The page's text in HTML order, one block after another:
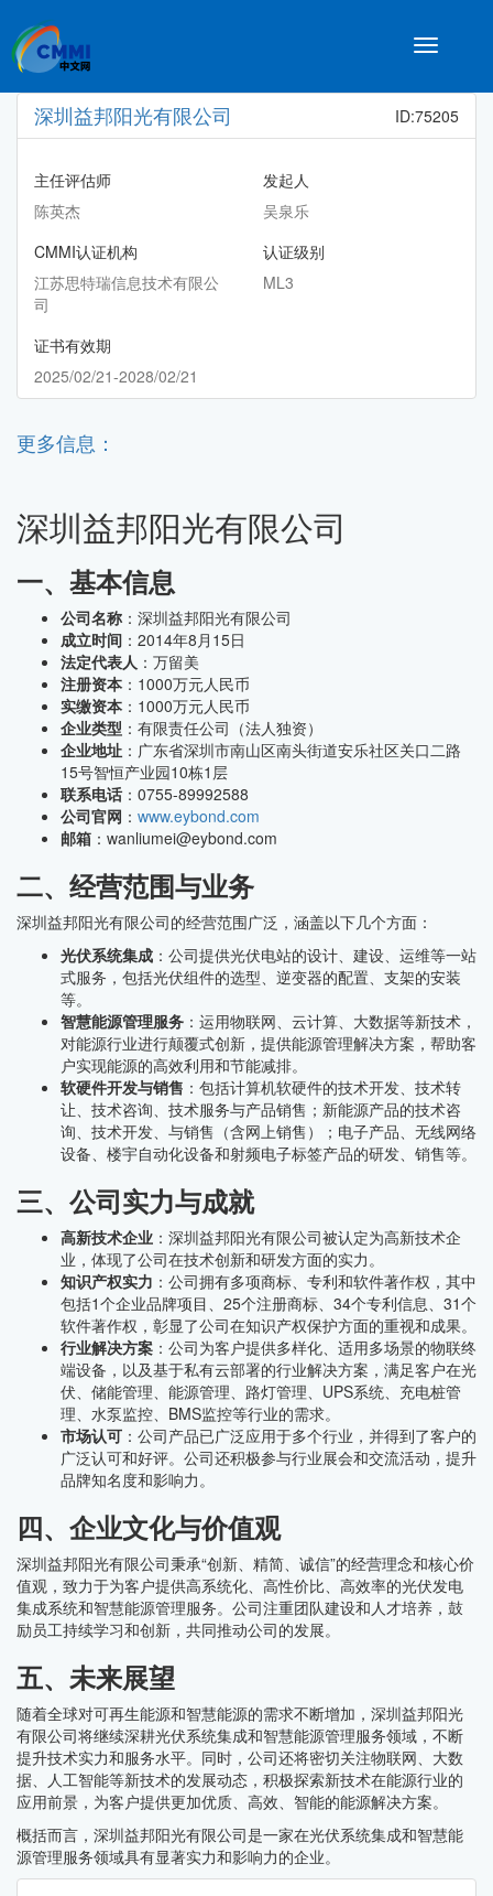
Toggle
深圳益邦阳光有限公司 ID:75205
主任评估师
陈英杰
发起人
吴泉乐
CMMI认证机构
江苏思特瑞信息技术有限公
司
认证级别
ML3
证书有效期
2025/02/21-2028/02/21
更多信息：
深圳益邦阳光有限公司
一、基本信息
公司名称 ：深圳益邦阳光有限公司
成立时间 ：2014年8月15日
法定代表人 ：万留美
注册资本 ：1000万元人民币
实缴资本 ：1000万元人民币
企业类型 ：有限责任公司（法人独资）
企业地址 ：广东省深圳市南山区南头街道安乐社区关口二路
15号智恒产业园10栋1层
联系电话 ：0755-89992588
公司官网 ： www.eybond.com
邮箱 ：wanliumei@eybond.com
二、经营范围与业务
深圳益邦阳光有限公司的经营范围广泛，涵盖以下几个方面：
光伏系统集成 ：公司提供光伏电站的设计、建设、运维等一站
式服务，包括光伏组件的选型、逆变器的配置、支架的安装
等。
智慧能源管理服务 ：运用物联网、云计算、大数据等新技术，
对能源行业进行颠覆式创新，提供能源管理解决方案，帮助客
户实现能源的高效利用和节能减排。
软硬件开发与销售 ：包括计算机软硬件的技术开发、技术转
让、技术咨询、技术服务与产品销售；新能源产品的技术咨
询、技术开发、与销售（含网上销售）；电子产品、无线网络
设备、楼宇自动化设备和射频电子标签产品的研发、销售等。
三、公司实力与成就
高新技术企业 ：深圳益邦阳光有限公司被认定为高新技术企
业，体现了公司在技术创新和研发方面的实力。
知识产权实力 ：公司拥有多项商标、专利和软件著作权，其中
包括1个企业品牌项目、25个注册商标、34个专利信息、31个
软件著作权，彰显了公司在知识产权保护方面的重视和成果。
行业解决方案 ：公司为客户提供多样化、适用多场景的物联终
端设备，以及基于私有云部署的行业解决方案，满足客户在光
伏、储能管理、能源管理、路灯管理、UPS系统、充电桩管
理、水泵监控、BMS监控等行业的需求。
市场认可 ：公司产品已广泛应用于多个行业，并得到了客户的
广泛认可和好评。公司还积极参与行业展会和交流活动，提升
品牌知名度和影响力。
四、企业文化与价值观
深圳益邦阳光有限公司秉承“创新、精简、诚信”的经营理念和核心价
值观，致力于为客户提供高系统化、高性价比、高效率的光伏发电
集成系统和智慧能源管理服务。公司注重团队建设和人才培养，鼓
励员工持续学习和创新，共同推动公司的发展。
五、未来展望
随着全球对可再生能源和智慧能源的需求不断增加，深圳益邦阳光
有限公司将继续深耕光伏系统集成和智慧能源管理服务领域，不断
提升技术实力和服务水平。同时，公司还将密切关注物联网、大数
据、人工智能等新技术的发展动态，积极探索新技术在能源行业的
应用前景，为客户提供更加优质、高效、智能的能源解决方案。
概括而言，深圳益邦阳光有限公司是一家在光伏系统集成和智慧能
源管理服务领域具有显著实力和影响力的企业。